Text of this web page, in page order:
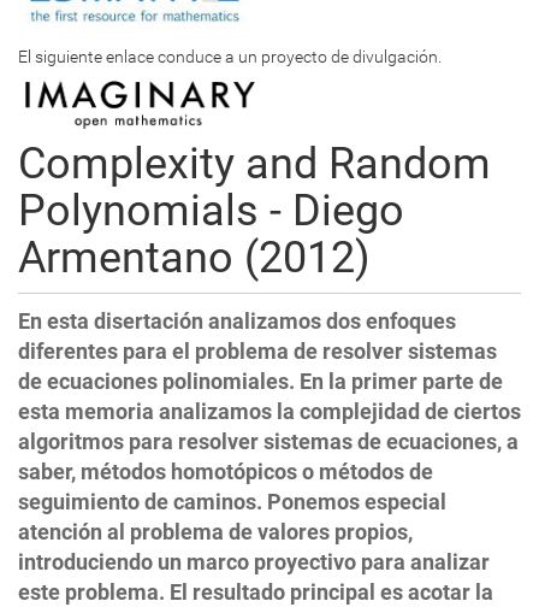
El siguiente enlace conduce a un proyecto de divulgación.
Complexity and Random
Polynomials - Diego
Armentano (2012)
En esta disertación analizamos dos enfoques
diferentes para el problema de resolver sistemas
de ecuaciones polinomiales. En la primer parte de
esta memoria analizamos la complejidad de ciertos
algoritmos para resolver sistemas de ecuaciones, a
saber, métodos homotópicos o métodos de
seguimiento de caminos. Ponemos especial
atención al problema de valores propios,
introduciendo un marco proyectivo para analizar
este problema. El resultado principal es acotar la